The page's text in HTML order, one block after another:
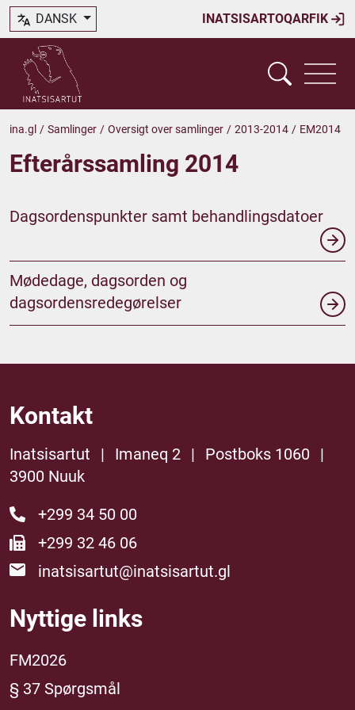
INATSISARTOQARFIK
DANSK
ina.gl / Samlinger / Oversigt over samlinger / 2013-2014 / EM2014
Efterårssamling 2014
Dagsordenspunkter samt behandlingsdatoer
Mødedage, dagsorden og
dagsordensredegørelser
Kontakt
Inatsisartut | Imaneq 2 | Postboks 1060
|
3900 Nuuk
+299 34 50 00
+299 32 46 06
inatsisartut@inatsisartut.gl
Nyttige links
FM2026
§ 37 Spørgsmål